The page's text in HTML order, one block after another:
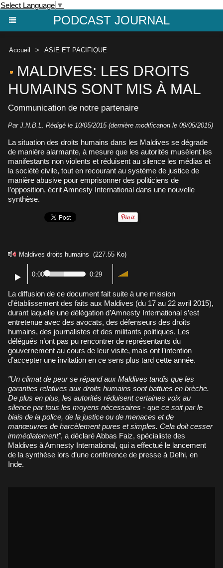
Select Language ▼
PODCAST JOURNAL
Accueil > ASIE ET PACIFIQUE
MALDIVES: LES DROITS
HUMAINS SONT MIS À MAL
Communication de notre partenaire
Par J.N.B.L. Rédigé le 10/05/2015 (dernière modification le 09/05/2015)
La situation des droits humains dans les Maldives se dégrade
de manière alarmante, à mesure que les autorités musèlent les
manifestants non violents et réduisent au silence les médias et
la société civile, tout en recourant au système de justice de
manière abusive pour emprisonner des politiciens de
l’opposition, écrit Amnesty International dans une nouvelle
synthèse.
Maldives droits humains (227.55 Ko)
0:00 0:29
La diffusion de ce document fait suite à une mission
d’établissement des faits aux Maldives (du 17 au 22 avril 2015),
durant laquelle une délégation d’Amnesty International s’est
entretenue avec des avocats, des défenseurs des droits
humains, des journalistes et des militants politiques. Les
délégués n’ont pas pu rencontrer de représentants du
gouvernement au cours de leur visite, mais ont l’intention
d’accepter une invitation en ce sens plus tard cette année.
"Un climat de peur se répand aux Maldives tandis que les
garanties relatives aux droits humains sont battues en brèche.
De plus en plus, les autorités réduisent certaines voix au
silence par tous les moyens nécessaires - que ce soit par le
biais de la police, de la justice ou de menaces et de
manœuvres de harcèlement pures et simples. Cela doit cesser
immédiatement", a déclaré Abbas Faiz, spécialiste des
Maldives à Amnesty International, qui a effectué le lancement
de la synthèse lors d’une conférence de presse à Delhi, en
Inde.